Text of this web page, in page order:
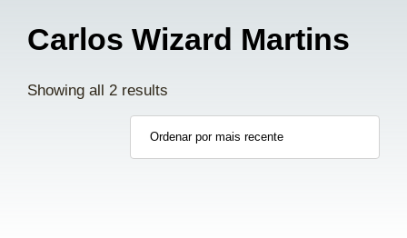
Carlos Wizard Martins
Showing all 2 results